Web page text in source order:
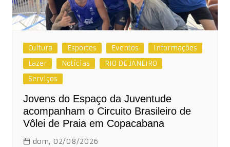
Cultura Esportes Eventos
Informações
Lazer
Notícias
RIO DE JANEIRO
Serviços
Jovens do Espaço da Juventude
acompanham o Circuito Brasileiro de
Vôlei de Praia em Copacabana
dom, 02/08/2026